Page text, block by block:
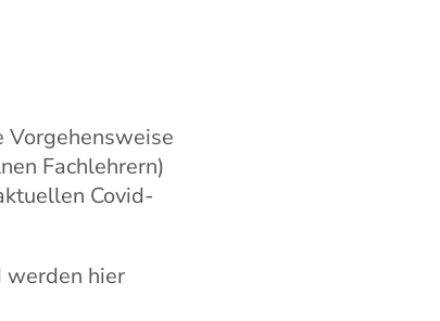
Vorgehensweise
Fachlehrern)
Covid-
werden hier